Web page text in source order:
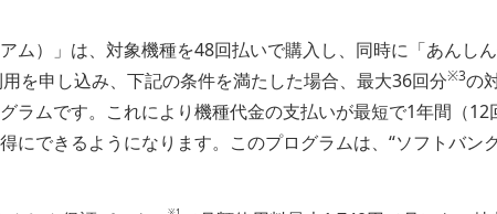
ム）」は、対象機種を48回払いで購入し、同時に「あんしん
を申し込み、下記の条件を満たした場合、最大36回分※3の
ラムです。これにより機種代金の支払いが最短で1年間（
にできるようになります。このプログラムは、“ソフトバン